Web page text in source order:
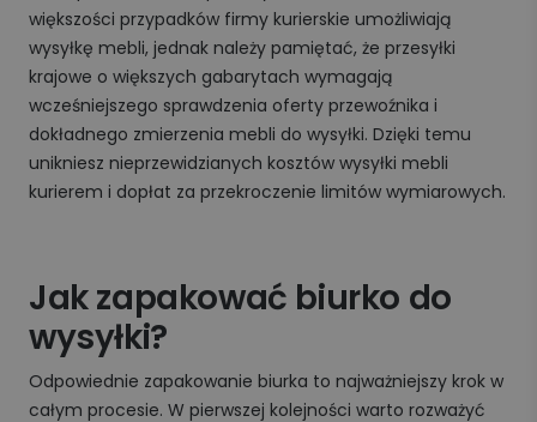
większości przypadków firmy kurierskie umożliwiają
wysyłkę mebli, jednak należy pamiętać, że przesyłki
krajowe o większych gabarytach wymagają
wcześniejszego sprawdzenia oferty przewoźnika i
dokładnego zmierzenia mebli do wysyłki. Dzięki temu
unikniesz nieprzewidzianych kosztów wysyłki mebli
kurierem i dopłat za przekroczenie limitów wymiarowych.
Jak zapakować biurko do
wysyłki?
Odpowiednie zapakowanie biurka to najważniejszy krok w
całym procesie. W pierwszej kolejności warto rozważyć